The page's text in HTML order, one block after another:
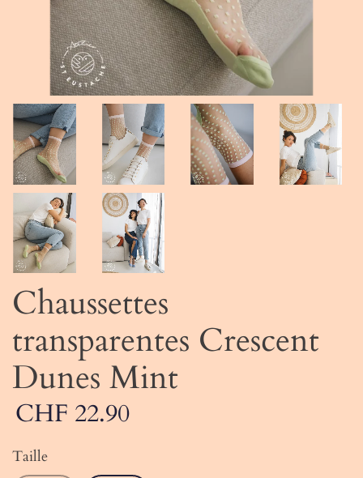
Chaussettes
transparentes Crescent
Dunes Mint
CHF 22.90
Taille